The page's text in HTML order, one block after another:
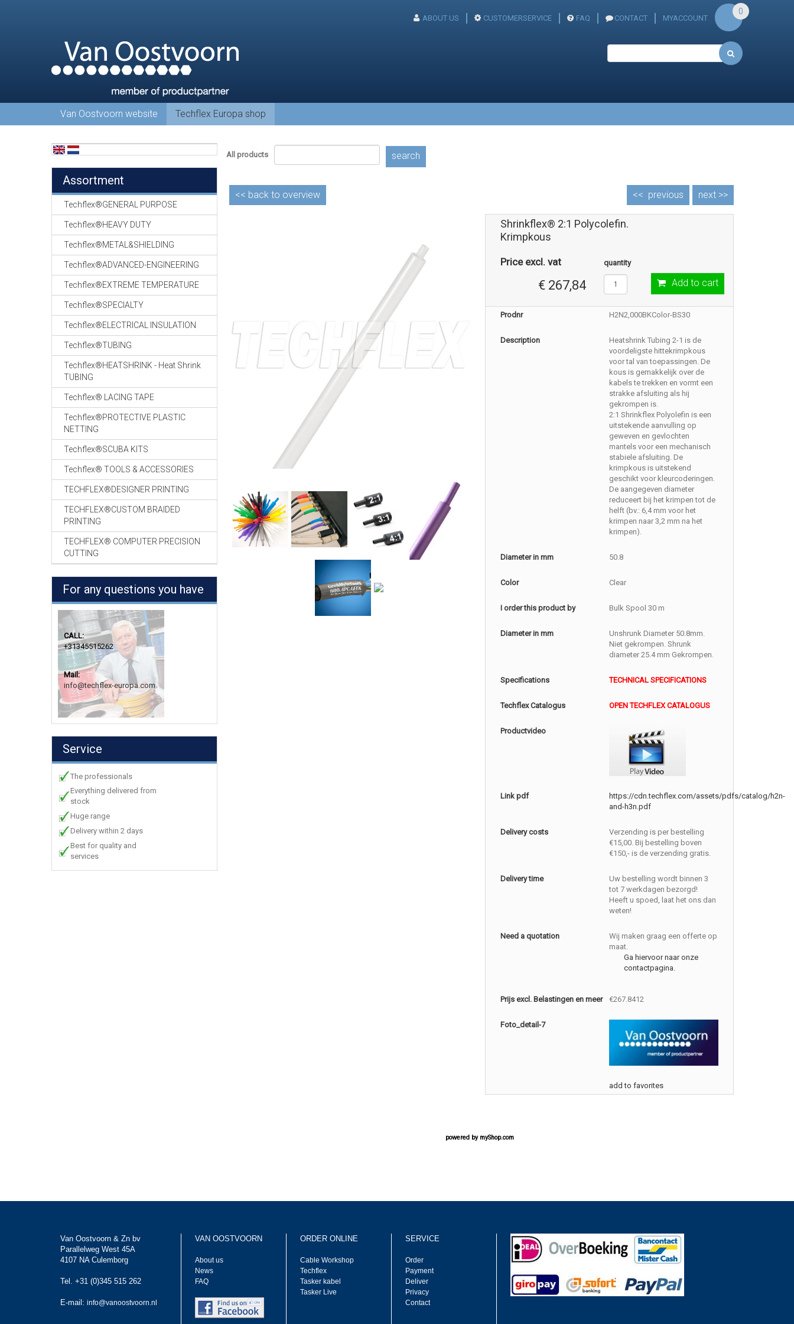
ABOUT US CUSTOMERSERVICE FAQ CONTACT MYACCOUNT
0
Van Oostvoorn website Techflex Europa shop
Assortment
Techflex®GENERAL PURPOSE
Techflex®HEAVY DUTY
Techflex®METAL&SHIELDING
Techflex®ADVANCED-ENGINEERING
Techflex®EXTREME TEMPERATURE
Techflex®SPECIALTY
Techflex®ELECTRICAL INSULATION
Techflex®TUBING
Techflex®HEATSHRINK - Heat Shrink
TUBING
Techflex® LACING TAPE
Techflex®PROTECTIVE PLASTIC
NETTING
Techflex®SCUBA KITS
Techflex® TOOLS & ACCESSORIES
TECHFLEX®DESIGNER PRINTING
TECHFLEX®CUSTOM BRAIDED
PRINTING
TECHFLEX® COMPUTER PRECISION
CUTTING
For any questions you have
CALL:
+31345515262
Mail:
info@techflex-europa.com
Service
The professionals
Everything delivered from
stock
Huge range
Delivery within 2 days
Best for quality and
services
All products search
<< back to overview next >>
<< previous
Shrinkflex® 2:1 Polycolefin.
Krimpkous
Price excl. vat
€ 267,84
quantity
Add to cart
Prodnr H2N2,000BKColor-BS30
Description
Heatshrink Tubing 2-1 is de
voordeligste hittekrimpkous
voor tal van toepassingen. De
kous is gemakkelijk over de
kabels te trekken en vormt een
strakke afsluiting als hij
gekrompen is.
2:1 Shrinkflex Polyolefin is een
uitstekende aanvulling op
geweven en gevlochten
mantels voor een mechanisch
stabiele afsluiting. De
krimpkous is uitstekend
geschikt voor kleurcoderingen.
De aangegeven diameter
reduceert bij het krimpen tot de
helft (bv.: 6,4 mm voor het
krimpen naar 3,2 mm na het
krimpen).
Diameter in mm 50.8
Color Clear
I order this product by Bulk Spool 30 m
Diameter in mm
Unshrunk Diameter 50.8mm.
Niet gekrompen. Shrunk
diameter 25.4 mm Gekrompen.
Specifications TECHNICAL SPECIFICATIONS
Techflex Catalogus OPEN TECHFLEX CATALOGUS
Productvideo
Link pdf
https://cdn.techflex.com/assets/pdfs/catalog/h2n-
and-h3n.pdf
Delivery costs
Verzending is per bestelling
€15,00. Bij bestelling boven
€150,- is de verzending gratis.
Delivery time
Uw bestelling wordt binnen 3
tot 7 werkdagen bezorgd!
Heeft u spoed, laat het ons dan
weten!
Need a quotation
Wij maken graag een offerte op
maat.
Ga hiervoor naar onze
contactpagina.
Prijs excl. Belastingen en meer €267.8412
Foto_detail-7
add to favorites
powered by myShop.com
Van Oostvoorn & Zn bv
Parallelweg West 45A
4107 NA Culemborg
Tel. +31 (0)345 515 262
E-mail: info@vanoostvoorn.nl
VAN OOSTVOORN
About us
News
FAQ
ORDER ONLINE
Cable Workshop
Techflex
Tasker kabel
Tasker Live
SERVICE
Order
Payment
Deliver
Privacy
Contact